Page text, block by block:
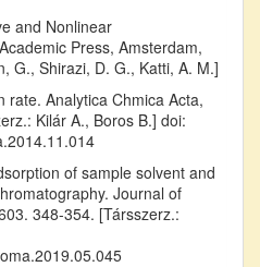
and Nonlinear
Press, Amsterdam,
G., Shirazi, D. G., Katti, A. M.]
rate. Analytica Chmica Acta,
Kilár A., Boros B.] doi:
of sample solvent and
Journal of
348-354. [Társszerz.: